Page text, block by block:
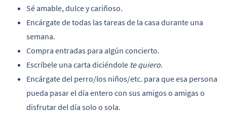
Sé amable, dulce y cariñoso.
Encárgate de todas las tareas de la casa durante una
semana.
Compra entradas para algún concierto.
Escríbele una carta diciéndole te quiero.
Encárgate del perro/los niños/etc. para que esa persona
pueda pasar el día entero con sus amigos o amigas o
disfrutar del día solo o sola.